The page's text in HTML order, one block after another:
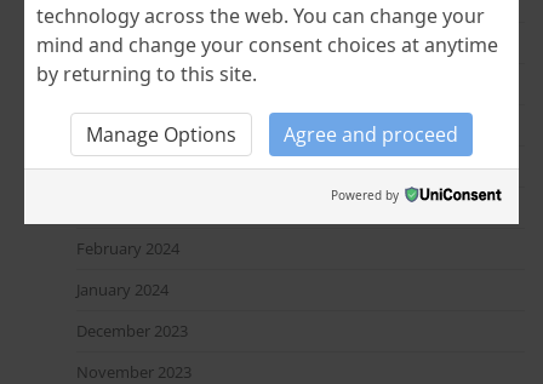
November 2024
July 2024
June 2024
April 2024
February 2024
January 2024
December 2023
November 2023
technology across the web. You can change your
mind and change your consent choices at anytime
by returning to this site.
Manage Options Agree and proceed
Powered by